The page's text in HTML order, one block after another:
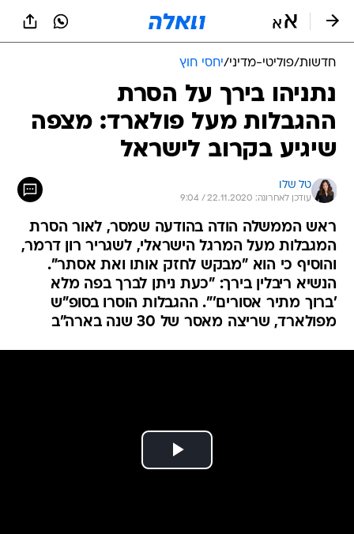
חדשות/פוליטי-מדיני/יחסי חוץ
נתניהו בירך על הסרת
ההגבלות מעל פולארד: מצפה
שיגיע בקרוב לישראל
טל שלו
עודכן לאחרונה: 22.11.2020 / 9:04
ראש הממשלה הודה בהודעה שמסר, לאור הסרת
המגבלות מעל המרגל הישראלי, לשגריר רון דרמר,
והוסיף כי הוא "מבקש לחזק אותו ואת אסתר".
הנשיא ריבלין בירך: "כעת ניתן לברך בפה מלא
'ברוך מתיר אסורים'". ההגבלות הוסרו בסופ"ש
מפולארד, שריצה מאסר של 30 שנה בארה"ב